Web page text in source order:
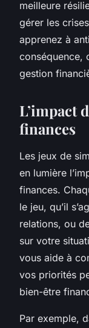
meilleure
gérer les
apprenez à
conséquence,
gestion
L’impact
finances
Les jeux de
en lumière
finances.
le jeu, qu’il
relations, ou
sur votre
vous aide à
vos priorités
bien-être
Par exemple,